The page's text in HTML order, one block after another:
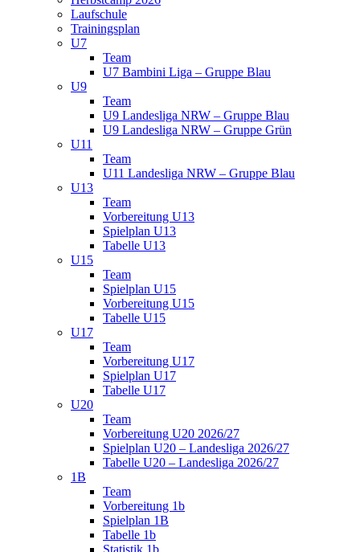
Laufschule
Trainingsplan
U7
Team
U7 Bambini Liga – Gruppe Blau
U9
Team
U9 Landesliga NRW – Gruppe Blau
U9 Landesliga NRW – Gruppe Grün
U11
Team
U11 Landesliga NRW – Gruppe Blau
U13
Team
Vorbereitung U13
Spielplan U13
Tabelle U13
U15
Team
Spielplan U15
Vorbereitung U15
Tabelle U15
U17
Team
Vorbereitung U17
Spielplan U17
Tabelle U17
U20
Team
Vorbereitung U20 2026/27
Spielplan U20 – Landesliga 2026/27
Tabelle U20 – Landesliga 2026/27
1B
Team
Vorbereitung 1b
Spielplan 1B
Tabelle 1b
Statistik 1b